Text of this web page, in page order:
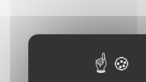
Lire la suite